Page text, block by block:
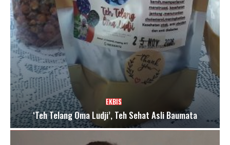
EKBIS
‘Teh Telang Oma Ludji’, Teh Sehat Asli Baumata